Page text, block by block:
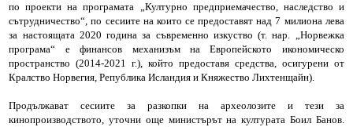
по проекти на програмата „Културно предприемачество, наследство и
сътрудничество“, по сесиите на които се предоставят над 7 милиона лева
за настоящата 2020 година за съвременно изкуство (т. нар. „Норвежка
програма“ е финансов механизъм на Европейското икономическо
пространство (2014-2021 г.), който предоставя средства, осигурени от
Кралство Норвегия, Република Исландия и Княжество Лихтенщайн).
Продължават сесиите за разкопки на археолозите и тези за
кинопроизводството, уточни още министърът на културата Боил Банов.